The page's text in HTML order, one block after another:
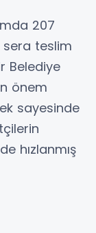
207
teslim
Belediye
önem
sayesinde
hızlanmış